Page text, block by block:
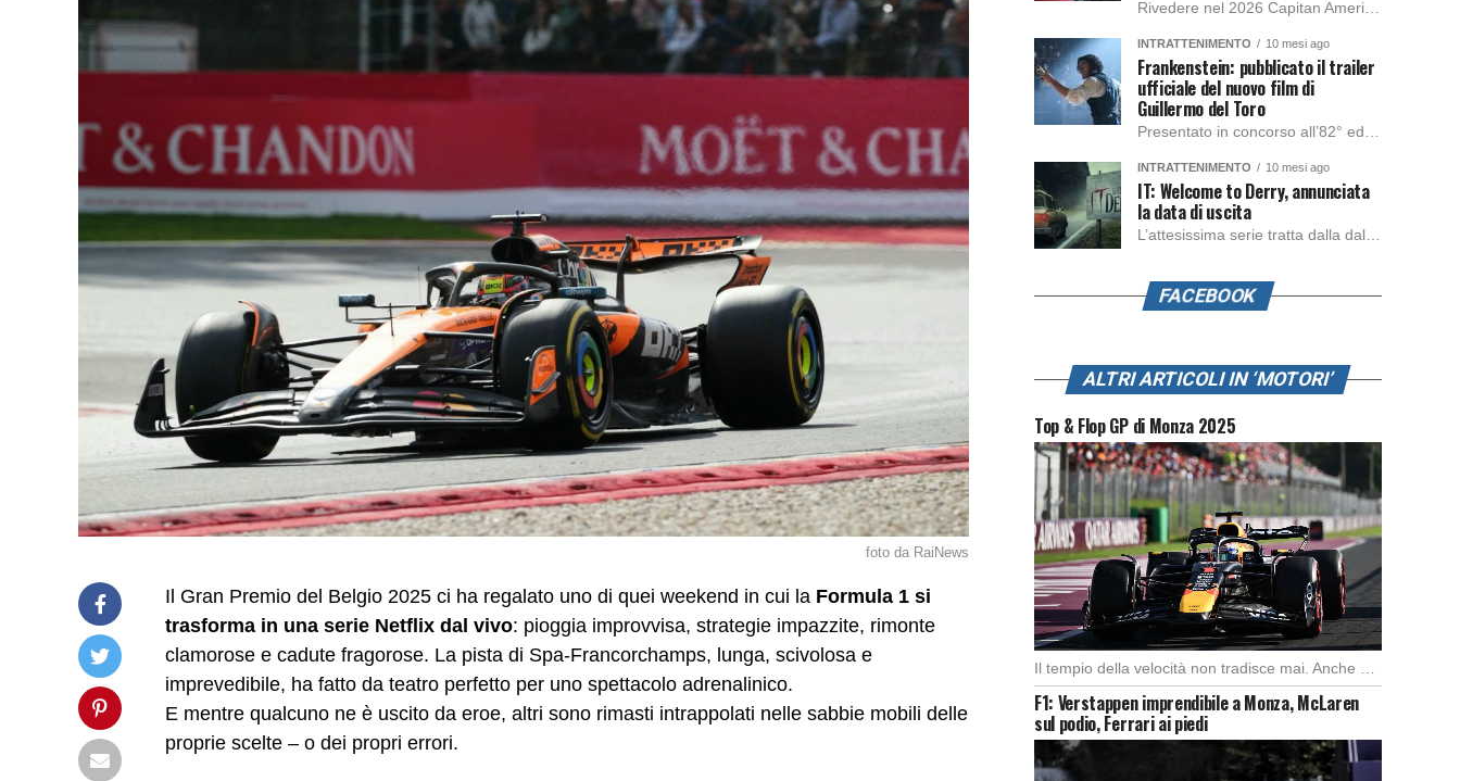
foto da RaiNews
Il Gran Premio del Belgio 2025 ci ha regalato uno di quei weekend in cui la Formula 1 si
trasforma in una serie Netflix dal vivo: pioggia improvvisa, strategie impazzite, rimonte
clamorose e cadute fragorose. La pista di Spa‑Francorchamps, lunga, scivolosa e
imprevedibile, ha fatto da teatro perfetto per uno spettacolo adrenalinico.
E mentre qualcuno ne è uscito da eroe, altri sono rimasti intrappolati nelle sabbie mobili delle
proprie scelte – o dei propri errori.
INTRATTENIMENTO 10 mesi ago
Frankenstein: pubblicato il trailer
ufficiale del nuovo film di
Guillermo del Toro
INTRATTENIMENTO 10 mesi ago
IT: Welcome to Derry, annunciata
la data di uscita
FACEBOOK
ALTRI ARTICOLI IN ‘MOTORI’
Top & Flop GP di Monza 2025
Il tempio della velocità non tradisce mai. Anche quest’anno il Gran Premio d’Italia ha offerto […]
F1: Verstappen imprendibile a Monza, McLaren
sul podio, Ferrari ai piedi